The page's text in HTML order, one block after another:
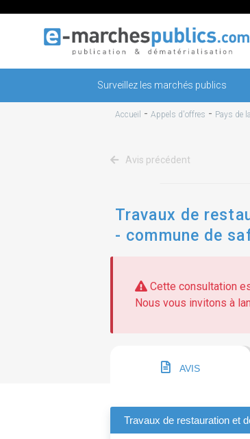
Surveillez les marchés publics
Accueil - Appels d'offres - Pays de
Avis précédent
Travaux de
- commune de
Cette consultation
Nous vous invitons à
AVIS
Travaux de restauration et